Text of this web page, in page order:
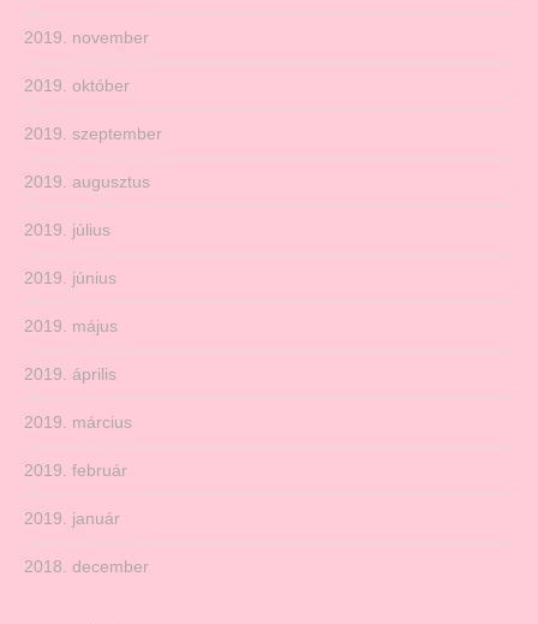
2019. november
2019. október
2019. szeptember
2019. augusztus
2019. július
2019. június
2019. május
2019. április
2019. március
2019. február
2019. január
2018. december